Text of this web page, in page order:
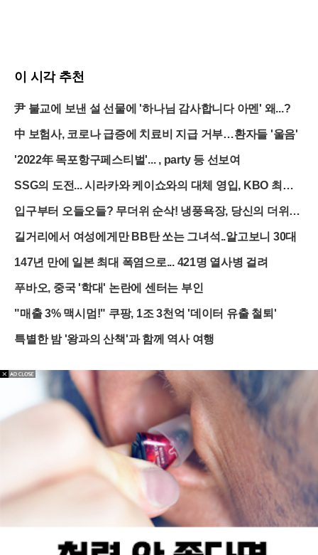
이 시각 추천
尹 불교에 보낸 설 선물에 '하나님 감사합니다 아멘' 왜...?
中 보험사, 코로나 급증에 치료비 지급 거부…환자들 '울음'
'2022年 목포항구페스티벌'... , party 등 선보여
SSG의 도전... 시라카와 케이쇼와의 대체 영입, KBO 최초
입구부터 오들오들? 무더위 순삭! 냉풍욕장, 당신의 더위를
길거리에서 여성에게만 BB탄 쏘는 그녀석..알고보니 30대
147년 만에 일본 최대 폭염으로... 421명 열사병 걸려
푸바오, 중국 '학대' 논란에 센터는 부인
"매출 3% 맥시멈!" 쿠팡, 1조 3천억 '데이터 유출 철퇴'
특별한 밤 '왕과의 산책'과 함께 역사 여행